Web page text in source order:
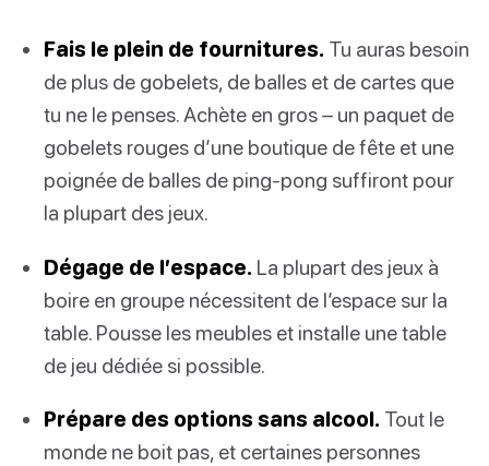
Fais le plein de fournitures. Tu auras besoin
de plus de gobelets, de balles et de cartes que
tu ne le penses. Achète en gros – un paquet de
gobelets rouges d’une boutique de fête et une
poignée de balles de ping-pong suffiront pour
la plupart des jeux.
Dégage de l’espace. La plupart des jeux à
boire en groupe nécessitent de l’espace sur la
table. Pousse les meubles et installe une table
de jeu dédiée si possible.
Prépare des options sans alcool. Tout le
monde ne boit pas, et certaines personnes